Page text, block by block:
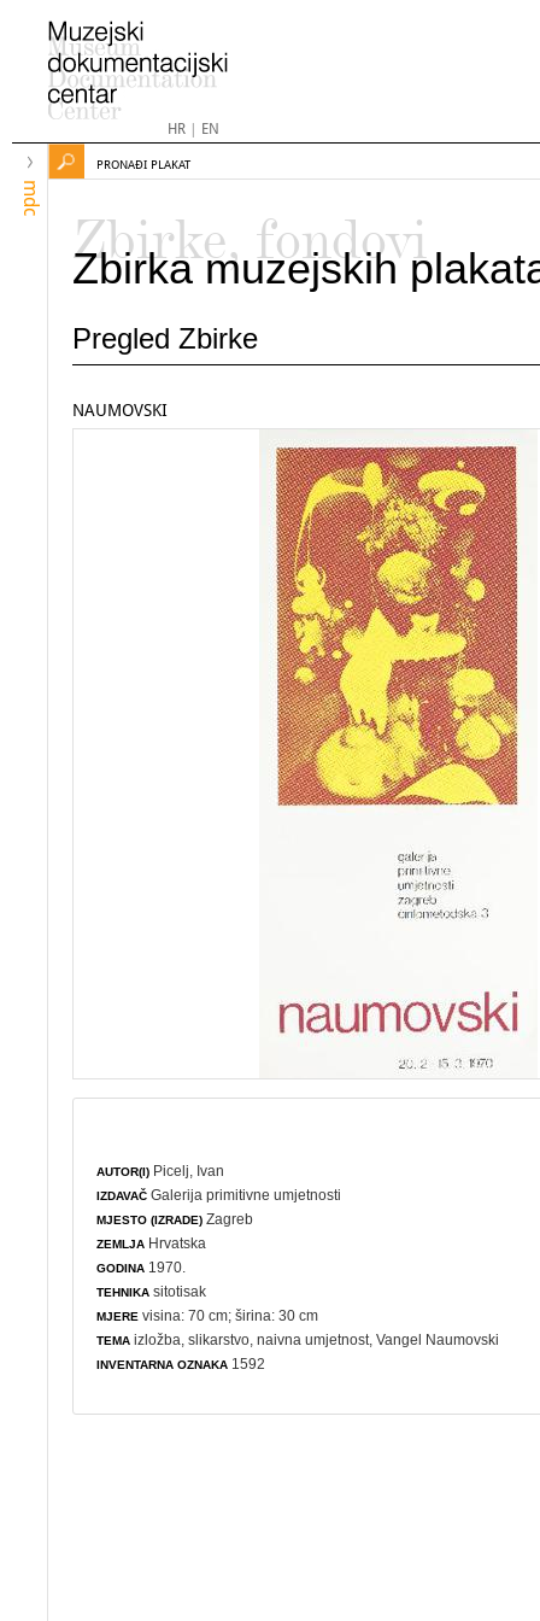
HR| EN
mdc
PRONAĐI PLAKAT
Zbirke, fondovi
Zbirka muzejskih
Pregled Zbirke
NAUMOVSKI
AUTOR(I) Picelj, Ivan
IZDAVAČ Galerija primitivne umjetnosti
MJESTO (IZRADE) Zagreb
ZEMLJA Hrvatska
GODINA 1970.
TEHNIKA sitotisak
MJERE visina: 70 cm; širina: 30 cm
TEMA izložba ,slikarstvo ,naivna umjetnost , Vangel Naumovski
INVENTARNA OZNAKA 1592